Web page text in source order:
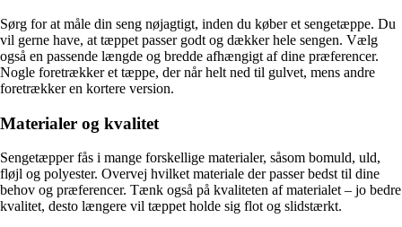
Sørg for at måle din seng nøjagtigt, inden du køber et sengetæppe. Du
vil gerne have, at tæppet passer godt og dækker hele sengen. Vælg
også en passende længde og bredde afhængigt af dine præferencer.
Nogle foretrækker et tæppe, der når helt ned til gulvet, mens andre
foretrækker en kortere version.
Materialer og kvalitet
Sengetæpper fås i mange forskellige materialer, såsom bomuld, uld,
fløjl og polyester. Overvej hvilket materiale der passer bedst til dine
behov og præferencer. Tænk også på kvaliteten af materialet – jo bedre
kvalitet, desto længere vil tæppet holde sig flot og slidstærkt.